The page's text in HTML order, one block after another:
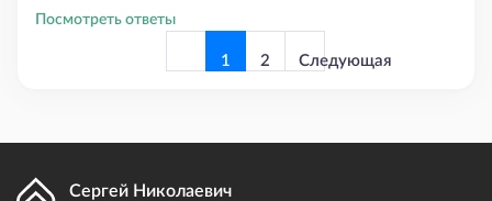
Посмотреть ответы
1 2 Следующая
Сергей Николаевич